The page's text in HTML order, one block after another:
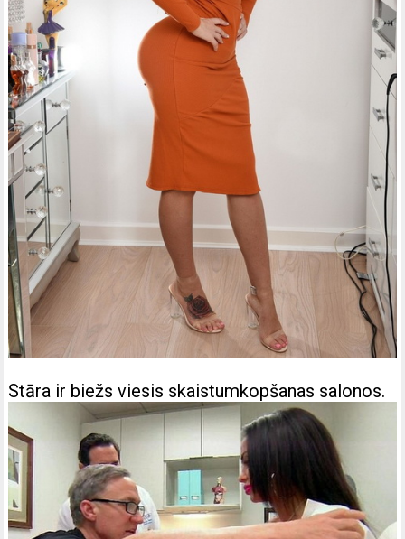
Stāra ir biežs viesis skaistumkopšanas salonos.